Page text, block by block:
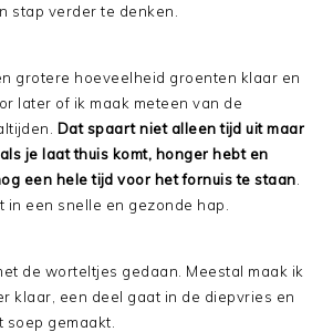
stap verder te denken.
grotere hoeveelheid groenten klaar en
later of ik maak meteen van de
Dat spaart niet alleen tijd uit maar
je laat thuis komt, honger hebt en
een hele tijd voor het fornuis te staan
in een snelle en gezonde hap.
de worteltjes gedaan. Meestal maak ik
klaar, een deel gaat in de diepvries en
gemaakt.